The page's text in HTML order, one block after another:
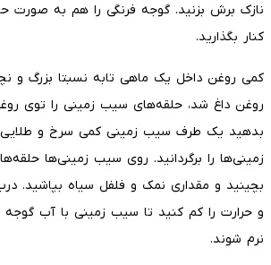
نازک برش بزنید. گوجه فرنگی را هم به صورت
کنار بگذارید.
کمی روغن داخل یک ماهی تابه نسبتا بزرگ و
روغن داغ شد، حلقه‌های سیب زمینی را توی
بدهید یک طرف سیب زمینی کمی سرخ و
زمینی‌ها را برگردانید. روی سیب زمینی‌ها
بچینید و مقداری نمک و فلفل سیاه بپاشید.
و حرارت را کم کنید تا سیب زمینی با آب
نرم شوند.